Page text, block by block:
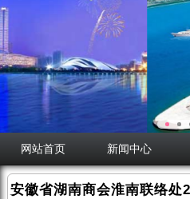
网站首页 新闻中心
安徽省湖南商会淮南联络处